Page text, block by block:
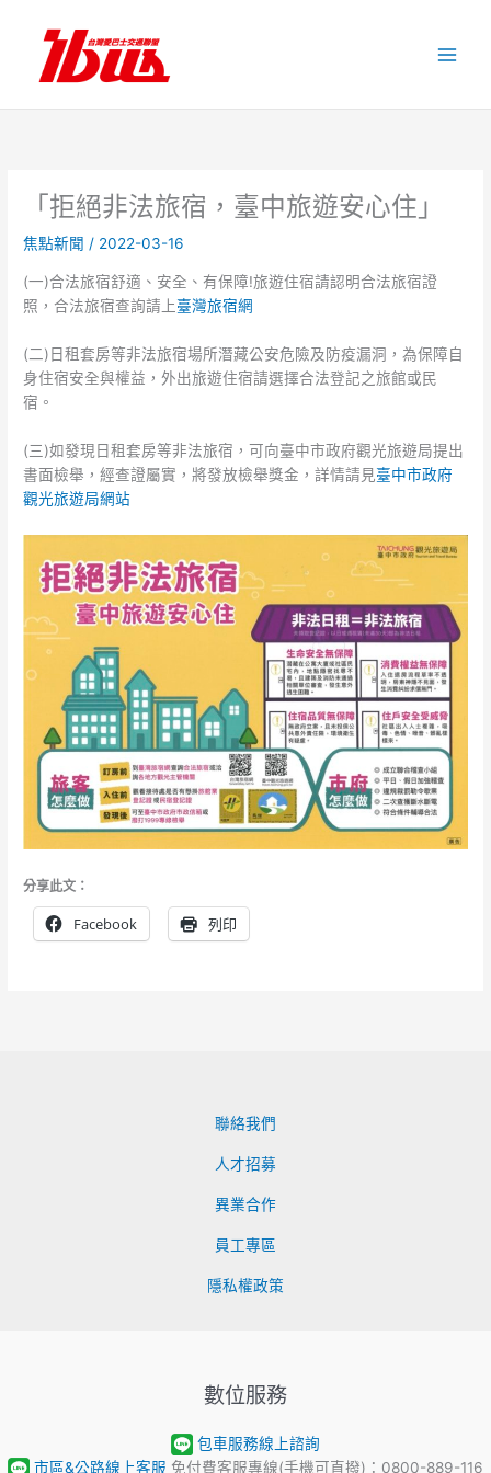
內
「拒絕非法旅宿，臺中旅遊安心住」
焦點新聞 / 2022-03-16
(一)合法旅宿舒適、安全、有保障!旅遊住宿請認明合法旅宿證
照，合法旅宿查詢請上臺灣旅宿網
(二)日租套房等非法旅宿場所潛藏公安危險及防疫漏洞，為保障自
身住宿安全與權益，外出旅遊住宿請選擇合法登記之旅館或民
宿。
(三)如發現日租套房等非法旅宿，可向臺中市政府觀光旅遊局提出
書面檢舉，經查證屬實，將發放檢舉獎金，詳情請見臺中市政府
觀光旅遊局網站
分享此文：
Facebook 列印
聯絡我們
人才招募
異業合作
員工專區
隱私權政策
數位服務
包車服務線上諮詢
市區&公路線上客服 免付費客服專線(手機可直撥)：0800-889-116